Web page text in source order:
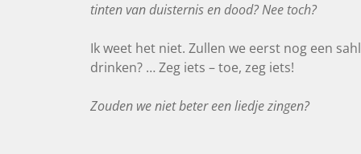
tinten van duisternis en dood? Nee toch?
Ik weet het niet. Zullen we eerst nog een
drinken? … Zeg iets – toe, zeg iets!
Zouden we niet beter een liedje zingen?